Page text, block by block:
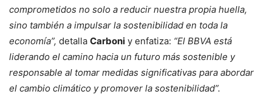
comprometidos no solo a reducir nuestra propia huella,
sino también a impulsar la sostenibilidad en toda la
economía”, detalla Carboni y enfatiza: “El BBVA está
liderando el camino hacia un futuro más sostenible y
responsable al tomar medidas significativas para abordar
el cambio climático y promover la sostenibilidad”.